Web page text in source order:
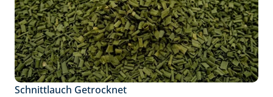
Schnittlauch Getrocknet